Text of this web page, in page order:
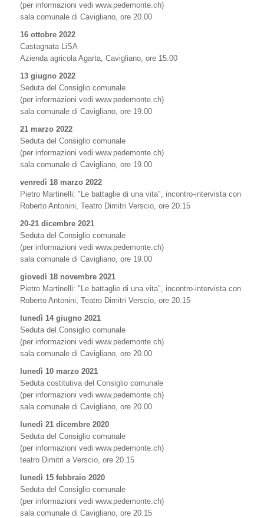
(per informazioni vedi www.pedemonte.ch)
sala comunale di Cavigliano, ore 20.00
16 ottobre 2022
Castagnata LiSA
Azienda agricola Agarta, Cavigliano, ore 15.00
13 giugno 2022
Seduta del Consiglio comunale
(per informazioni vedi www.pedemonte.ch)
sala comunale di Cavigliano, ore 19.00
21 marzo 2022
Seduta del Consiglio comunale
(per informazioni vedi www.pedemonte.ch)
sala comunale di Cavigliano, ore 19.00
venredì 18 marzo 2022
Pietro Martinelli: "Le battaglie di una vita", incontro-intervista con
Roberto Antonini, Teatro Dimitri Verscio, ore 20.15
20-21 dicembre 2021
Seduta del Consiglio comunale
(per informazioni vedi www.pedemonte.ch)
sala comunale di Cavigliano, ore 19.00
giovedì 18 novembre 2021
Pietro Martinelli: "Le battaglie di una vita", incontro-intervista con
Roberto Antonini, Teatro Dimitri Verscio, ore 20.15
lunedì 14 giugno 2021
Seduta del Consiglio comunale
(per informazioni vedi www.pedemonte.ch)
sala comunale di Cavigliano, ore 20.00
lunedì 10 marzo 2021
Seduta costitutiva del Consiglio comunale
(per informazioni vedi www.pedemonte.ch)
sala comunale di Cavigliano, ore 20.00
lunedì 21 dicembre 2020
Seduta del Consiglio comunale
(per informazioni vedi www.pedemonte.ch)
teatro Dimitri a Verscio, ore 20.15
lunedì 15 febbraio 2020
Seduta del Consiglio comunale
(per informazioni vedi www.pedemonte.ch)
sala comunale di Cavigliano, ore 20.15